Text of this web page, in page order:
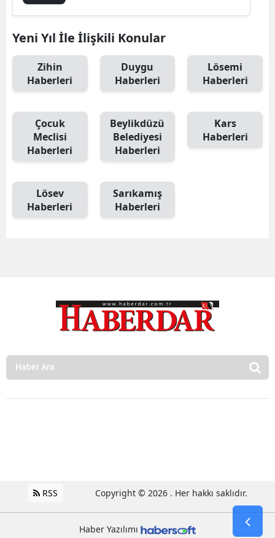
Yeni Yıl İle İlişkili Konular
Zihin
Haberleri
Duygu
Haberleri
Lösemi
Haberleri
Çocuk
Meclisi
Haberleri
Beylikdüzü
Belediyesi
Haberleri
Kars
Haberleri
Lösev
Haberleri
Sarıkamış
Haberleri
RSS Copyright © 2026 . Her hakkı saklıdır.
Haber Yazılımı